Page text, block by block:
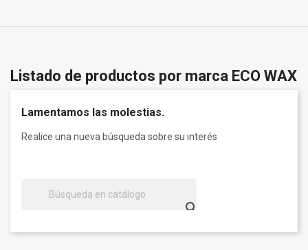
Listado de productos por marca ECO WAX
Lamentamos las molestias.
Realice una nueva búsqueda sobre su interés
